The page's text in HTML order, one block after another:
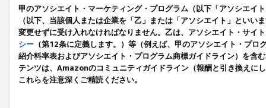
甲のアソシエイト・マーケティング・プログラム（以下「アソシエイ
（以下、当該個人または企業を「乙」または「アソシエイト」とい
変更せずに受け入れなければなりません。乙は、アソシエイト・サイ
シー （第12条に定義します。）等（例えば、甲のアソシエイト・プ
紹介料率表およびアソシエイト・プログラム商標ガイドライン）を
テンツは、Amazonのコミュニティガイドライン（報酬と引き換えに
これらを注意深くご精読ください。